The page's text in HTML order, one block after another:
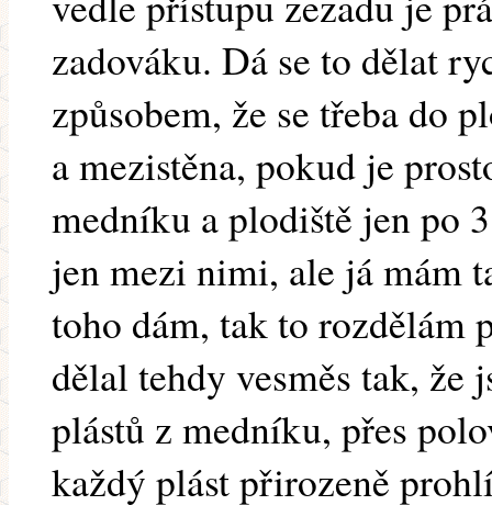
zadováku. Dá se to dělat
způsobem, že se třeba do
a mezistěna, pokud je
medníku a plodiště jen po
jen mezi nimi, ale já mám
toho dám, tak to rozdělám
dělal tehdy vesměs tak, že
plástů z medníku, přes
každý plást přirozeně